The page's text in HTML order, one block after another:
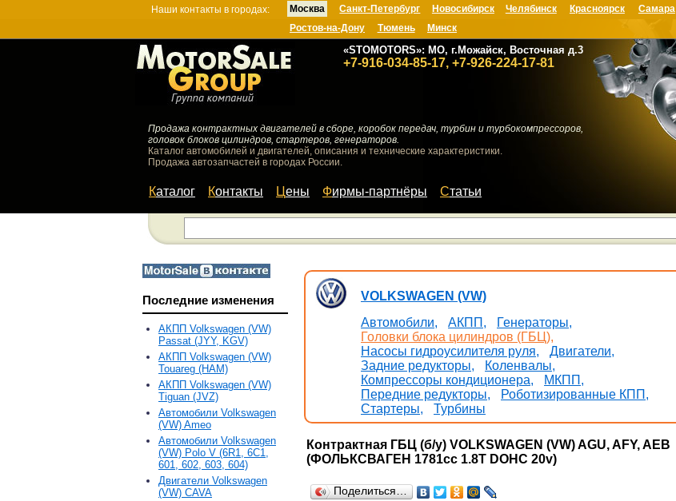
Наши контакты в городах: Москва
«STOMOTORS»: МО, г.Можайск, Восточная д.3
+7-916-034-85-17, +7-926-224-17-81
Санкт-Петербург Новосибирск Челябинск Красноярск Самара
Ростов-на-Дону
Тюмень Минск
Продажа контрактных двигателей в сборе, коробок передач, турбин и турбокомпрессоров,
головок блоков цилиндров, стартеров, генераторов.
Каталог автомобилей и двигателей, описания и технические характеристики.
Продажа автозапчастей в городах России.
Каталог Контакты Цены Фирмы-партнёры Статьи
Последние изменения
АКПП Volkswagen (VW)
Passat (JYY, KGV)
АКПП Volkswagen (VW)
Touareg (HAM)
АКПП Volkswagen (VW)
Tiguan (JVZ)
Автомобили Volkswagen
(VW) Ameo
Автомобили Volkswagen
(VW) Polo V (6R1, 6С1,
601, 602, 603, 604)
Двигатели Volkswagen
(VW) CAVA
VOLKSWAGEN (VW)
Автомобили,
АКПП,
Генераторы,
Головки блока цилиндров (ГБЦ),
Насосы гидроусилителя руля,
Двигатели,
Задние редукторы,
Коленвалы,
Компрессоры кондиционера,
МКПП,
Передние редукторы,
Роботизированные КПП,
Стартеры,
Турбины
Контрактная ГБЦ (б/у) VOLKSWAGEN (VW) AGU, AFY, AEB
(ФОЛЬКСВАГЕН 1781cc 1.8T DOHC 20v)
Поделиться…